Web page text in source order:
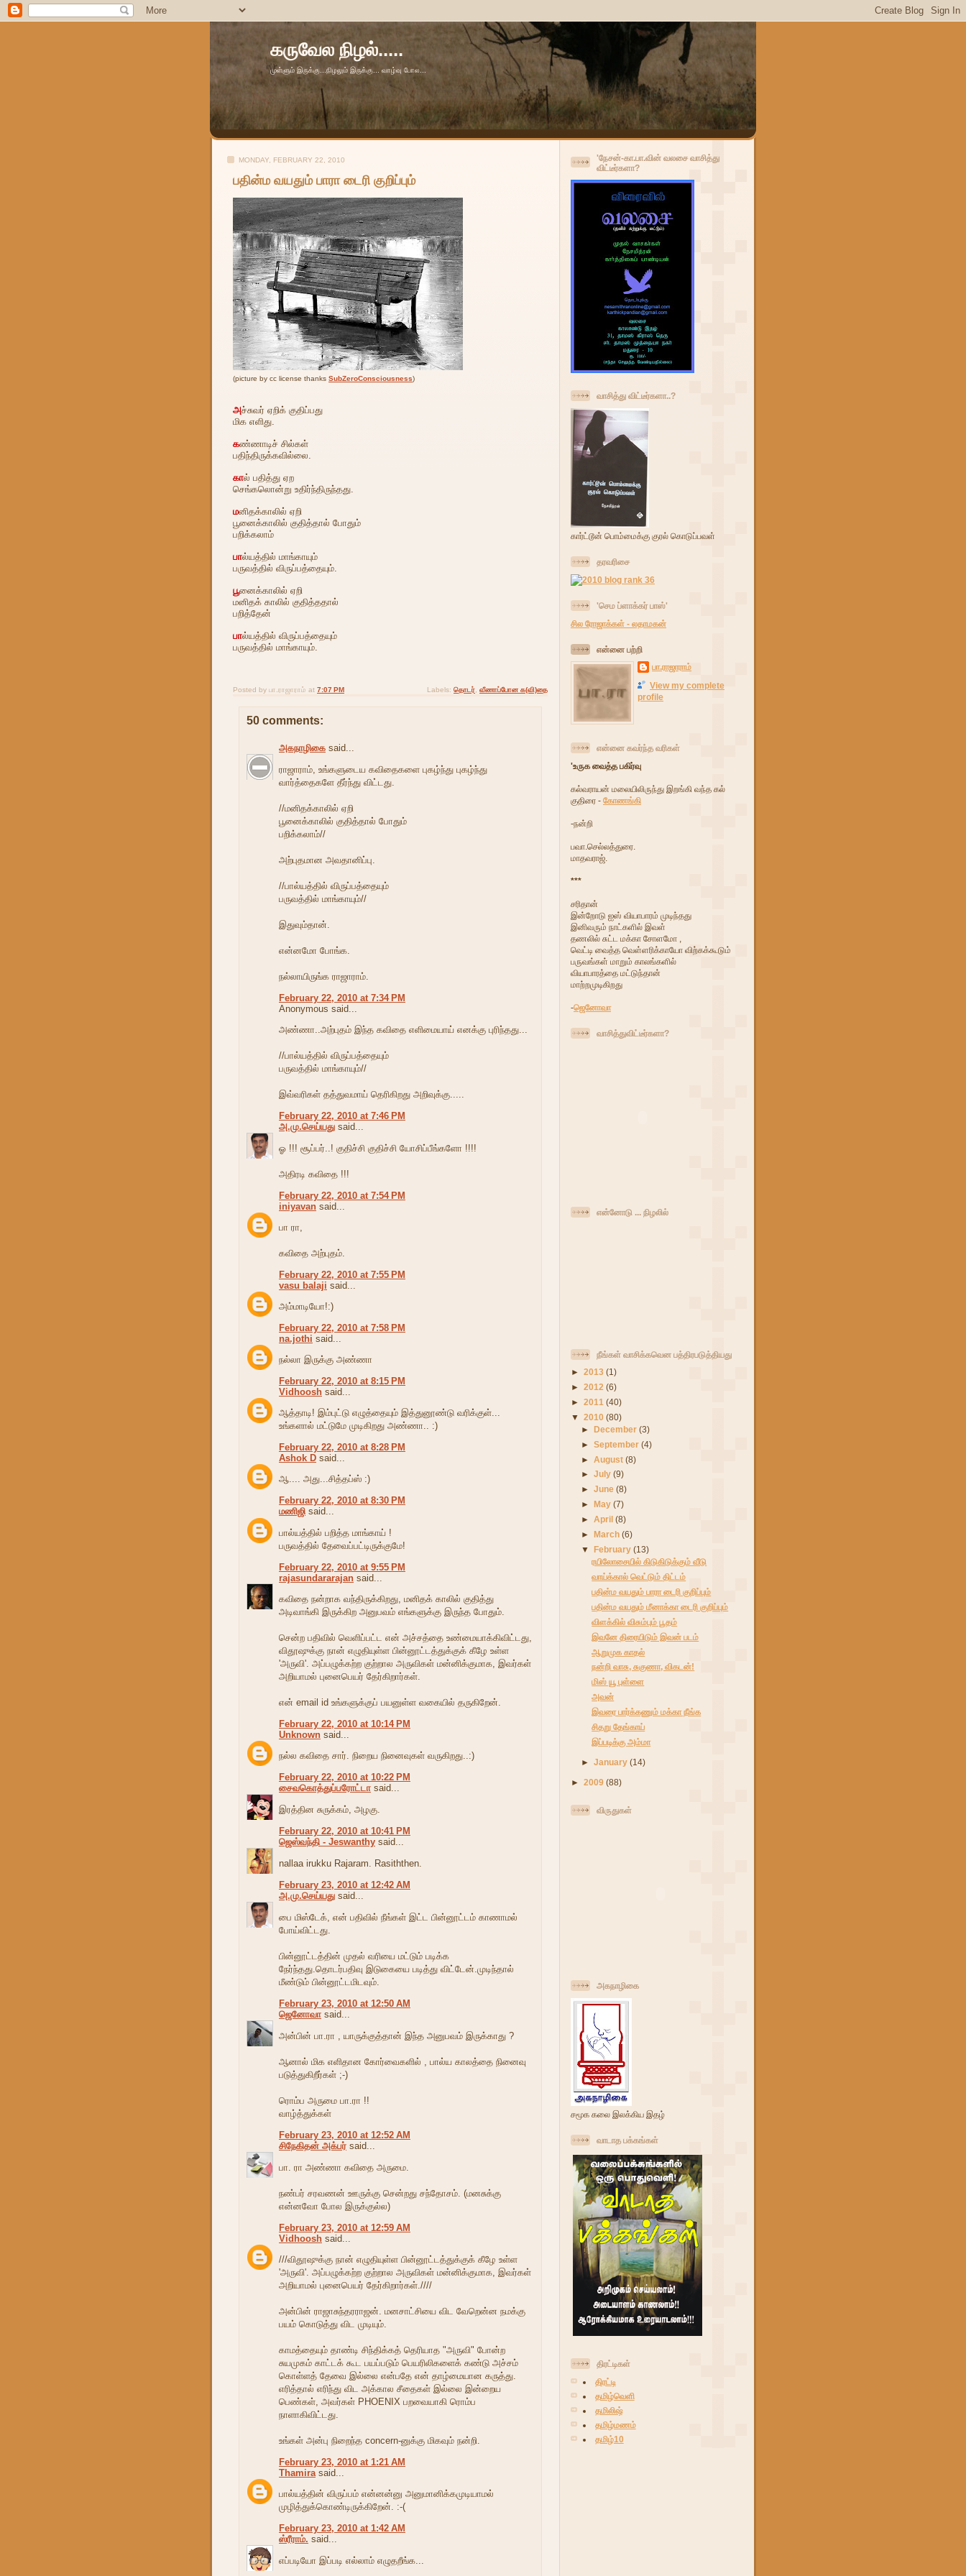
கருவேல நிழல்.....
முள்ளும் இருக்கு...நிழலும் இருக்கு... வாழ்வு போல...
MONDAY, FEBRUARY 22, 2010
பதின்ம வயதும் பாரா டைரி குறிப்பும்
(picture by cc license thanks SubZeroConsciousness)
அச்சுவர் ஏறிக் குதிப்பது
மிக எளிது.
கண்ணாடிச் சில்கள்
பதிந்திருக்கவில்லை.
கால் பதித்து ஏற
செங்கலொன்று உதிர்ந்திருந்தது.
மனிதக்காலில் ஏறி
பூனைக்காலில் குதித்தால் போதும்
பறிக்கலாம்
பால்யத்தில் மாங்காயும்
பருவத்தில் விருப்பத்தையும்.
பூனைக்காலில் ஏறி
மனிதக் காலில் குதித்ததால்
பறித்தேன்
பால்யத்தில் விருப்பத்தையும்
பருவத்தில் மாங்காயும்.
Posted by பா.ராஜாராம் at 7:07 PM Labels: தொடர் வீணாப்போன க(வி)தை
50 comments:
அகநாழிகை said...
ராஜாராம், உங்களுடைய கவிதைகளை புகழ்ந்து புகழ்ந்து
வார்த்தைகளே தீர்ந்து விட்டது.
//மனிதக்காலில் ஏறி
பூனைக்காலில் குதித்தால் போதும்
பறிக்கலாம்//
அற்புதமான அவதானிப்பு.
//பால்யத்தில் விருப்பத்தையும்
பருவத்தில் மாங்காயும்//
இதுவும்தான்.
என்னமோ போங்க.
நல்லாயிருங்க ராஜாராம்.
February 22, 2010 at 7:34 PM
Anonymous said...
அண்ணா..அற்புதம் இந்த கவிதை எளிமையாய் எனக்கு புரிந்தது...
//பால்யத்தில் விருப்பத்தையும்
பருவத்தில் மாங்காயும்//
இவ்வரிகள் தத்துவமாய் தெரிகிறது அறிவுக்கு.....
February 22, 2010 at 7:46 PM
அ.மு.செய்யது said...
ஓ !!! சூப்பர்..! குதிச்சி குதிச்சி யோசிப்பீங்களோ !!!!
அதிரடி கவிதை !!!
February 22, 2010 at 7:54 PM
iniyavan said...
பா ரா,
கவிதை அற்புதம்.
February 22, 2010 at 7:55 PM
vasu balaji said...
அம்மாடியோ!:)
February 22, 2010 at 7:58 PM
na.jothi said...
நல்லா இருக்கு அண்ணா
February 22, 2010 at 8:15 PM
Vidhoosh said...
ஆத்தாடி! இம்புட்டு எழுத்தையும் இத்துனூண்டு வரிக்குள்...
உங்களால் மட்டுமே முடிகிறது அண்ணா.. :)
February 22, 2010 at 8:28 PM
Ashok D said...
ஆ.... அது...சித்தப்ஸ் :)
February 22, 2010 at 8:30 PM
மணிஜி said...
பால்யத்தில் பறித்த மாங்காய் !
பருவத்தில் தேவைப்பட்டிருக்குமே!
February 22, 2010 at 9:55 PM
rajasundararajan said...
கவிதை நன்றாக வந்திருக்கிறது, மனிதக் காலில் குதித்து
அடிவாங்கி இருக்கிற அனுபவம் எங்களுக்கு இருந்த போதும்.
சென்ற பதிவில் வெளிப்பட்ட என் அச்சத்தை உண்மையாக்கிவிட்டது,
விதூஷுக்கு நான் எழுதியுள்ள பின்னூட்டத்துக்குக் கீழே உள்ள
'அருவி'. அப்பழுக்கற்ற குற்றால அருவிகள் மன்னிக்குமாக, இவர்கள்
அறியாமல் புனைபெயர் தேர்கிறார்கள்.
என் email id உங்களுக்குப் பயனுள்ள வகையில் தருகிறேன்.
February 22, 2010 at 10:14 PM
Unknown said...
நல்ல கவிதை சார். நிறைய நினைவுகள் வருகிறது..:)
February 22, 2010 at 10:22 PM
சைவகொத்துப்பரோட்டா said...
இரத்தின சுருக்கம், அழகு.
February 22, 2010 at 10:41 PM
ஜெஸ்வந்தி - Jeswanthy said...
nallaa irukku Rajaram. Rasiththen.
February 23, 2010 at 12:42 AM
அ.மு.செய்யது said...
பை மிஸ்டேக், என் ப‌திவில் நீங்க‌ள் இட்ட‌ பின்னூட்ட‌ம் காணாம‌ல்
போய்விட்ட‌து.
பின்னூட்ட‌த்தின் முத‌ல் வ‌ரியை ம‌ட்டும் ப‌டிக்க
நேர்ந்த‌து.தொட‌ர்ப‌திவு இடுகையை படித்து விட்டேன்.முடிந்தால்
மீண்டும் பின்னூட்ட‌மிட‌வும்.
February 23, 2010 at 12:50 AM
ஜெனோவா said...
அன்பின் பா.ரா , யாருக்குத்தான் இந்த அனுபவம் இருக்காது ?
ஆனால் மிக எளிதான கோர்வைகளில் , பால்ய காலத்தை நினைவு
படுத்துகிறீர்கள் ;-)
ரொம்ப அருமை பா.ரா !!
வாழ்த்துக்கள்
February 23, 2010 at 12:52 AM
சிநேகிதன் அக்பர் said...
பா. ரா அண்ணா கவிதை அருமை.
நண்பர் சரவணன் ஊருக்கு சென்றது சந்தோசம். (மனசுக்கு
என்னவோ போல இருக்குல்ல)
February 23, 2010 at 12:59 AM
Vidhoosh said...
///விதூஷுக்கு நான் எழுதியுள்ள பின்னூட்டத்துக்குக் கீழே உள்ள
'அருவி'. அப்பழுக்கற்ற குற்றால அருவிகள் மன்னிக்குமாக, இவர்கள்
அறியாமல் புனைபெயர் தேர்கிறார்கள்.////
அன்பின் ராஜாசுந்தரராஜன். மனசாட்சியை விட வேறென்ன நமக்கு
பயம் கொடுத்து விட முடியும்.
காமத்தையும் தாண்டி சிந்திக்கத் தெரியாத "அருவி" போன்ற
சுயமுகம் காட்டக் கூட பயப்படும் பெயரிலிகளைக் கண்டு அச்சம்
கொள்ளத் தேவை இல்லை என்பதே என் தாழ்மையான கருத்து.
எரித்தால் எரிந்து விட அக்கால சீதைகள் இல்லை இன்றைய
பெண்கள், அவர்கள் PHOENIX பறவையாகி ரொம்ப
நாளாகிவிட்டது.
உங்கள் அன்பு நிறைந்த concern-னுக்கு மிகவும் நன்றி.
February 23, 2010 at 1:21 AM
Thamira said...
பால்யத்தின் விருப்பம் என்னன்னு அனுமானிக்கமுடியாமல்
முழித்துக்கொண்டிருக்கிறேன். :-(
February 23, 2010 at 1:42 AM
ஸ்ரீராம். said...
எப்படியோ இப்படி எல்லாம் எழுதறீங்க...
'நேசன்-கா.பா.வின் வலசை வாசித்து
விட்டீர்களா?
வாசித்து விட்டீர்களா..?
கார்ட்டூன் பொம்மைக்கு குரல் கொடுப்பவள்
தரவரிசை
'செம ப்ளாக்கர் பாஸ்'
சில ரோஜாக்கள் - லதாமகன்
என்னை பற்றி
பா.ராஜாராம்
View my complete
profile
என்னை கவர்ந்த வரிகள்
'உருக வைத்த பகிர்வு
கல்வராயன் மலையிலிருந்து இறங்கி வந்த கல்
குதிரை - கோணங்கி
-நன்றி
பவா.செல்லத்துரை.
மாதவராஜ்.
***
சரிதான்
இன்றோடு ஐஸ் வியாபாரம் முடிந்தது
இனிவரும் நாட்களில் இவள்
தணலில் சுட்ட மக்கா சோளமோ ,
வெட்டி வைத்த வெள்ளரிக்காயோ விற்கக்கூடும்
பருவங்கள் மாறும் காலங்களில்
வியாபாரத்தை மட்டுந்தான்
மாற்றமுடிகிறது
-ஜெனோவா
வாசித்துவிட்டீர்களா?
என்னோடு ... நிழலில்
நீங்கள் வாசிக்கவென பத்திரபடுத்தியது
► 2013 (1)
► 2012 (6)
► 2011 (40)
▼ 2010 (80)
►December(3)
►September(4)
► August(8)
►July(9)
►June(8)
►
May(7)
►April(8)
►
March(6)
▼
February(13)
ரயிலோசையில் கிடுகிடுக்கும் வீடு
வாய்க்கால் வெட்டும் திட்டம்
பதின்ம வயதும் பாரா டைரி குறிப்பும்
பதின்ம வயதும் மீனாக்கா டைரி குறிப்பும்
விளக்கில் விசும்பும் பூதம்
இவனே திரையிடும் இவன் படம்
ஆறுமுக காதல்
நன்றி வாசு, சுகுணா, விகடன்!
மிஸ் யூ புள்ளை
அவன்
இவரை பார்க்கணும் மக்கா நீங்க
சிதறு தேங்காய்
இப்படிக்கு அம்மா
►January(14)
► 2009 (88)
விருதுகள்
அகநாழிகை
சமூக கலை இலக்கிய இதழ்
வாடாத பக்கங்கள்
திரட்டிகள்
திரட்டி
தமிழ்வெளி
தமிலிஷ்
தமிழ்மணம்
தமிழ்10